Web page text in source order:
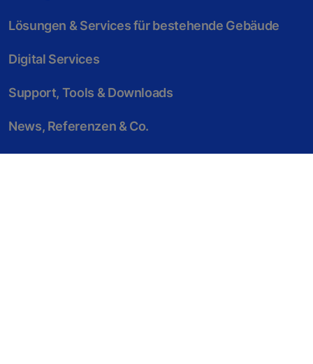
Lösungen & Services für bestehende Gebäude
Digital Services
Support, Tools & Downloads
News, Referenzen & Co.